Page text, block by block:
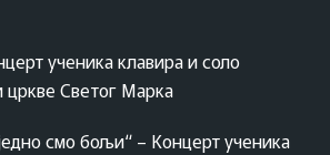
ученика клавира и соло
цркве Светог Марка
смо бољи“ – Концерт ученика